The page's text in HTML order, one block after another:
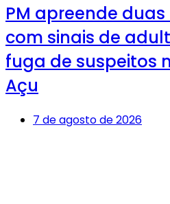
PM apreende
com sinais de
fuga de suspeitos
Açu
7 de agosto de 2026